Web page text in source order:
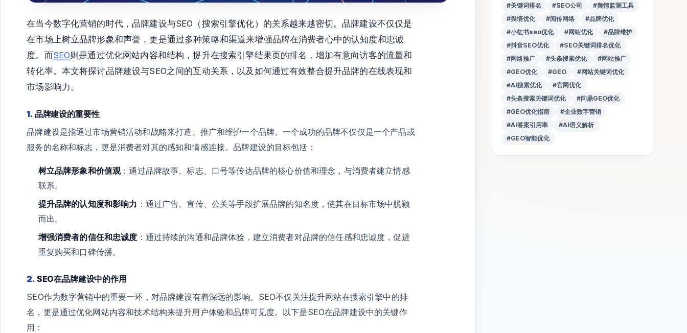
在当今数字化营销的时代，品牌建设与SEO（搜索引擎优化）的关系越来越密切。品牌建设不仅仅是
在市场上树立品牌形象和声誉，更是通过多种策略和渠道来增强品牌在消费者心中的认知度和忠诚
度。而SEO则是通过优化网站内容和结构，提升在搜索引擎结果页的排名，增加有意向访客的流量和
转化率。本文将探讨品牌建设与SEO之间的互动关系，以及如何通过有效整合提升品牌的在线表现和
市场影响力。
1. 品牌建设的重要性
品牌建设是指通过市场营销活动和战略来打造、推广和维护一个品牌。一个成功的品牌不仅仅是一个产品或
服务的名称和标志，更是消费者对其的感知和情感连接。品牌建设的目标包括：
树立品牌形象和价值观：通过品牌故事、标志、口号等传达品牌的核心价值和理念，与消费者建立情感
联系。
提升品牌的认知度和影响力 ：通过广告、宣传、公关等手段扩展品牌的知名度，使其在目标市场中脱颖
而出。
增强消费者的信任和忠诚度 ：通过持续的沟通和品牌体验，建立消费者对品牌的信任感和忠诚度，促进
重复购买和口碑传播。
2. SEO在品牌建设中的作用
SEO作为数字营销中的重要一环，对品牌建设有着深远的影响。SEO不仅关注提升网站在搜索引擎中的排
名，更是通过优化网站内容和技术结构来提升用户体验和品牌可见度。以下是SEO在品牌建设中的关键作
用：
#关键词排名
#SEO公司
#舆情监测工具
#舆情优化
#闻传网络
#品牌优化
#小红书seo优化
#网站优化
#品牌维护
#抖音SEO优化
#SEO关键词排名优化
#网络推广
#头条搜索优化
#网站推广
#GEO优化
#GEO
#网站关键词优化
#AI搜索优化
#官网优化
#头条搜索关键词优化
#问鼎GEO优化
#GEO优化指南
#企业数字营销
#AI答案引用率
#AI语义解析
#GEO智能优化